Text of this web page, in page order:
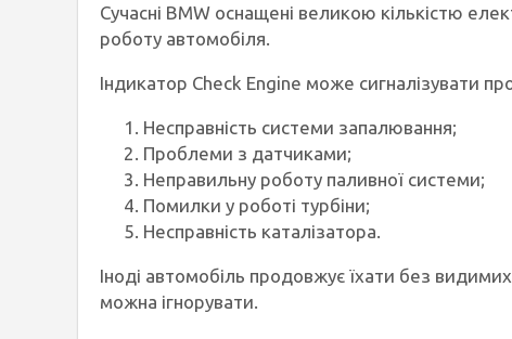
Сучасні BMW оснащені великою кількістю
роботу автомобіля.
Індикатор Check Engine може сигналізувати
Несправність системи запалювання;
Проблеми з датчиками;
Неправильну роботу паливної системи;
Помилки у роботі турбіни;
Несправність каталізатора.
Іноді автомобіль продовжує їхати без
можна ігнорувати.